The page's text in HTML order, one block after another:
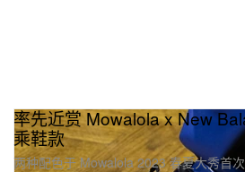
率先近赏 Mowalola x New
乘鞋款
两种配色于 Mowalola 2023 春夏大秀首次